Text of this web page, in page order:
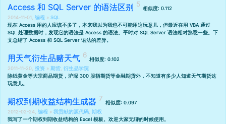
Access 和 SQL Server 的语法区别
相似度: 0.112
2014-11-01, 编程 » SQL
现在 Access 用的人应该不多了，本来我以为我也不可能用这玩意儿，但最近在用 VBA 通过
SQL 处理数据时，发现它的语法是 Access 的语法。平时对 SQL Server 语法相对熟悉一些。下
文总结了 Access 和 SQL Server 语法的差异。
用天气衍生品赌天气
相似度: 0.102
2011-11-20, 投资 » 期货 衍生品学院
除纸黄金等大宗商品期货，沪深 300 股指期货等金融期货外，不知道有多少人知道天气期货这
玩意儿。
期权到期收益结构生成器
相似度: 0.097
2012-02-24, 编程 » 我贡献的源代码 期权
我写了一个期权到期收益结构的 Excel 模板。欢迎大家无聊的时候使用。